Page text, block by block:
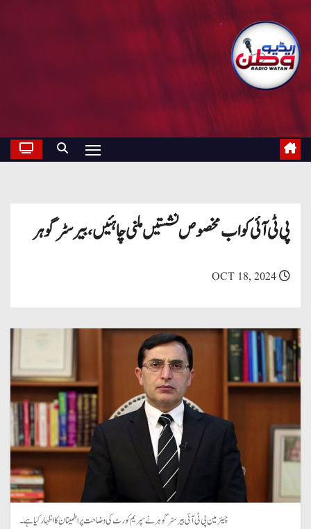
پی ٹی آئی کو اب مخصوص نشستیں ملنی چاہئیں،بیرسٹر گوہر
OCT 18, 2024
چیئرمین پی ٹی آئی بیرسٹر گوہر نے سپریم کورٹ کی وضاحت پر اطمینان کا اظہارکیا ہے۔